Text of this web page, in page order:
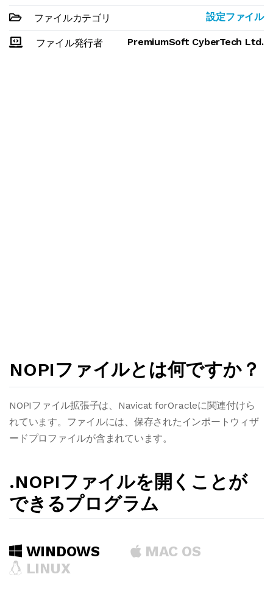
ファイルカテゴリ 設定ファイル
ファイル発行者 PremiumSoft CyberTech Ltd.
NOPIファイルとは何ですか？
NOPIファイル拡張子は、Navicat forOracleに関連付けら
れています。ファイルには、保存されたインポートウィザ
ードプロファイルが含まれています。
.NOPIファイルを開くことが
できるプログラム
WINDOWS
MAC OS
LINUX